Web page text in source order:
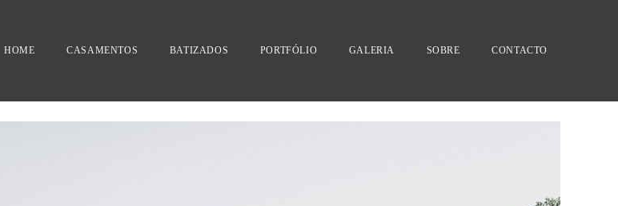
HOME CASAMENTOS BATIZADOS PORTFÓLIO GALERIA SOBRE CONTACTO